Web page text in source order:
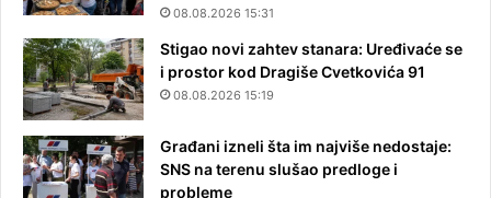
08.08.2026 15:31
Stigao novi zahtev stanara: Uređivaće se
i prostor kod Dragiše Cvetkovića 91
08.08.2026 15:19
Građani izneli šta im najviše nedostaje:
SNS na terenu slušao predloge i
probleme